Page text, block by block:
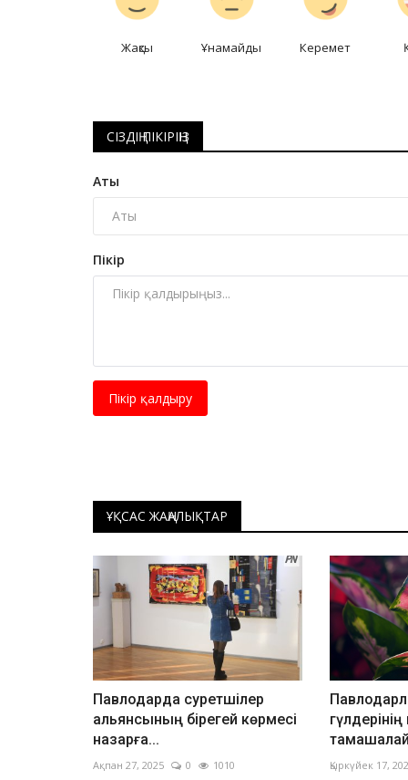
Жақсы Ұнамайды Керемет
СІЗДІҢ ПІКІРІҢІЗ
Аты
Пікір
Пікір қалдыру
ҰҚСАС ЖАҢАЛЫҚТАР
Павлодарда суретшілер
альянсының бірегей көрмесі
назарға...
Ақпан 27, 2025 0 1010 Қыркүйек 17,